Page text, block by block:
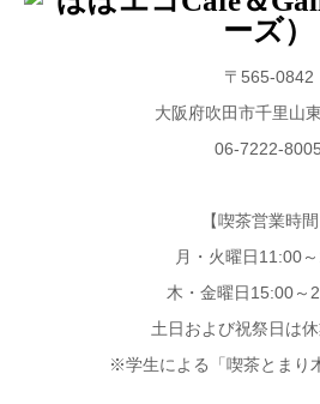
〒565-0842
大阪府吹田市千里山
06-7222-8005
【喫茶営業時間
月・火曜日11:00
木・金曜日15:00～
土日および祝祭日は
※学生による「喫茶とまり